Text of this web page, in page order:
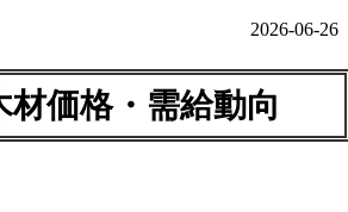
2026-06-26
材価格・需給動向